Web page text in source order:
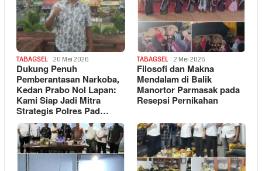
TABAGSEL 20 Mei 2026
Dukung Penuh
Pemberantasan Narkoba,
Kedan Prabo Nol Lapan:
Kami Siap Jadi Mitra
Strategis Polres Pad…
TABAGSEL 2 Mei 2026
Filosofi dan Makna
Mendalam di Balik
Manortor Parmasak pada
Resepsi Pernikahan